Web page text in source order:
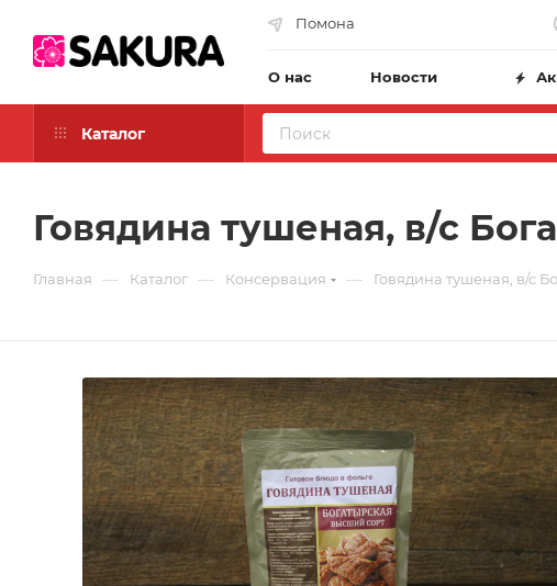
Помона
О нас Новости
Каталог
Говядина тушеная, в/с
Главная — Каталог — Консервация — Говядина тушеная, в/с